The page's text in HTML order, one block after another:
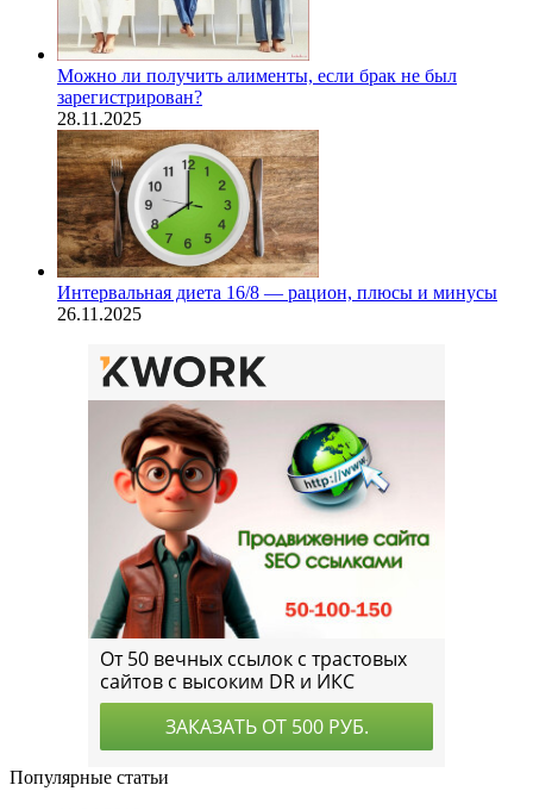
Можно ли получить алименты, если брак не был
зарегистрирован?
28.11.2025
Интервальная диета 16/8 — рацион, плюсы и минусы
26.11.2025
Популярные статьи